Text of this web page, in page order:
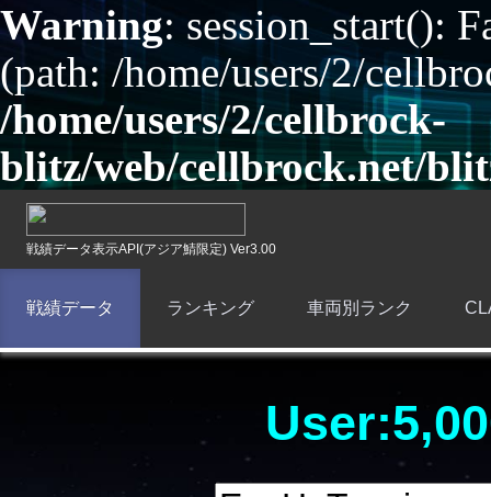
Warning: session_start():
(path: /home/users/2/
/home/users/2/cellbrock-
blitz/web/cellbrock.net/
戦績データ表示API(アジア鯖限定) Ver3.00
戦績データ ランキング 車両別ランク